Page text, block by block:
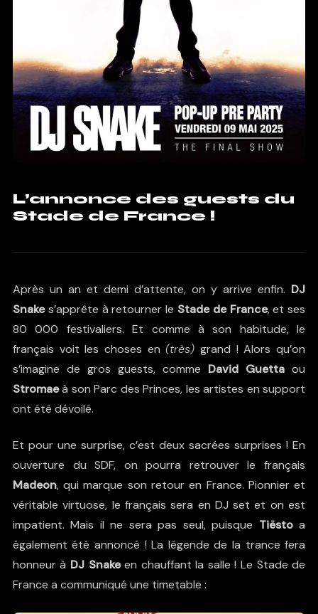
L’annonce des guests du
Stade de France !
Après un an et demi d’attente, on y arrive enfin. DJ
Snakes’apprête à retourner le Stade de France, et ses
80 000 festivaliers. Et comme à son habitude, le
français voit les choses en(très) grand ! Alors qu’on
s’imagine de gros guests, comme David Guetta ou
Stromaeà son Parc des Princes, les artistes en support
ont été dévoilé.
Et pour une surprise, c’est deux sacrées surprises ! En
ouverture du SDF, on pourra retrouver le français
Madeon, qui marque son retour en France. Pionnier et
véritable virtuose, le français sera en DJ set et on est
impatient. Mais il ne sera pas seul, puisque Tiëstoa
également été annoncé ! La légende de la trance fera
honneur à DJ Snakeen chauffant la salle ! Le Stade de
France a communiqué une timetable :